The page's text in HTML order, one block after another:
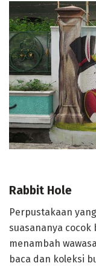
Rabbit Hole
Perpustakaan
suasananya cocok
menambah
baca dan koleksi